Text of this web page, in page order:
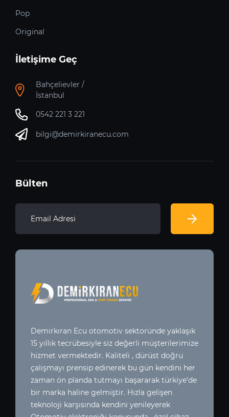
Pop
Original
İletişime Geç
Bahçelievler /
İstanbul
0542 221 3 221
bilgi@demirkiranecu.com
Bülten
Demirkıran Ecu otomotiv sektoründe yaklaşık
15 yıllık tecrübesiyle siz değerli müşterilerimize
hizmet vermektedir. Kaliteli , dürüst doğru
çalışmayı prensip edinerek bu gün kendini her
zaman ön planda tutmayı başararak türkiye’de
bir marka haline gelmiştir. Hızla gelişen
teknoloji karşısında kendini yenileyerek